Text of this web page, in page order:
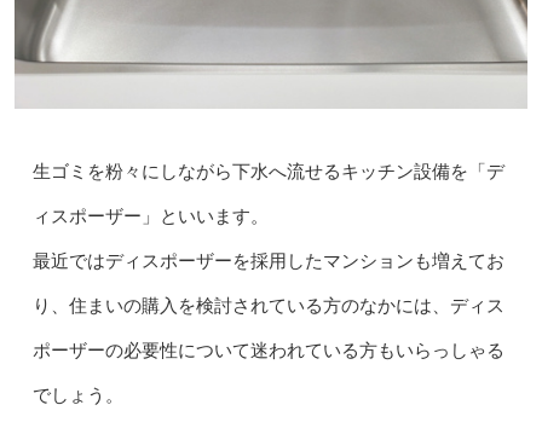
生ゴミを粉々にしながら下水へ流せるキッチン設備を「デ
ィスポーザー」といいます。
最近ではディスポーザーを採用したマンションも増えてお
り、住まいの購入を検討されている方のなかには、ディス
ポーザーの必要性について迷われている方もいらっしゃる
でしょう。